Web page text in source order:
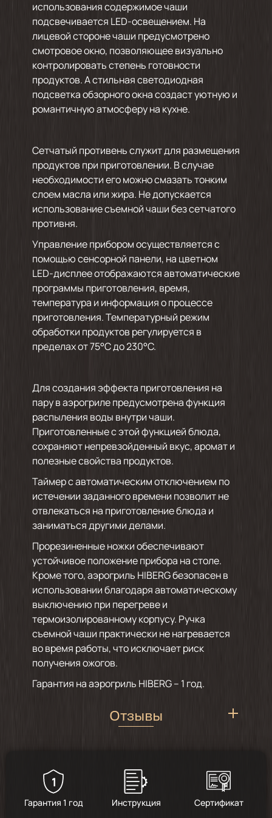
использования содержимое чаши
подсвечивается LED-освещением. На
лицевой стороне чаши предусмотрено
смотровое окно, позволяющее визуально
контролировать степень готовности
продуктов. А стильная светодиодная
подсветка обзорного окна создаст уютную и
романтичную атмосферу на кухне.
Сетчатый противень служит для размещения
продуктов при приготовлении. В случае
необходимости его можно смазать тонким
слоем масла или жира. Не допускается
использование съемной чаши без сетчатого
противня.
Управление прибором осуществляется с
помощью сенсорной панели, на цветном
LED-дисплее отображаются автоматические
программы приготовления, время,
температура и информация о процессе
приготовления. Температурный режим
обработки продуктов регулируется в
пределах от 75°С до 230°С.
Для создания эффекта приготовления на
пару в аэрогриле предусмотрена функция
распыления воды внутри чаши.
Приготовленные с этой функцией блюда,
сохраняют непревзойденный вкус, аромат и
полезные свойства продуктов.
Таймер с автоматическим отключением по
истечении заданного времени позволит не
отвлекаться на приготовление блюда и
заниматься другими делами.
Прорезиненные ножки обеспечивают
устойчивое положение прибора на столе.
Кроме того, аэрогриль HIBERG безопасен в
использовании благодаря автоматическому
выключению при перегреве и
термоизолированному корпусу. Ручка
съемной чаши практически не нагревается
во время работы, что исключает риск
получения ожогов.
Гарантия на аэрогриль HIBERG – 1 год.
Отзывы
1
Гарантия 1 год Инструкция Сертификат